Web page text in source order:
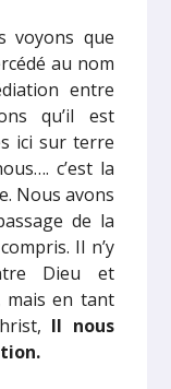
voyons que
au nom
entre
qu’il est
ici sur terre
c’est la
Nous avons
de la
Il n’y
Dieu et
mais en tant
Il nous